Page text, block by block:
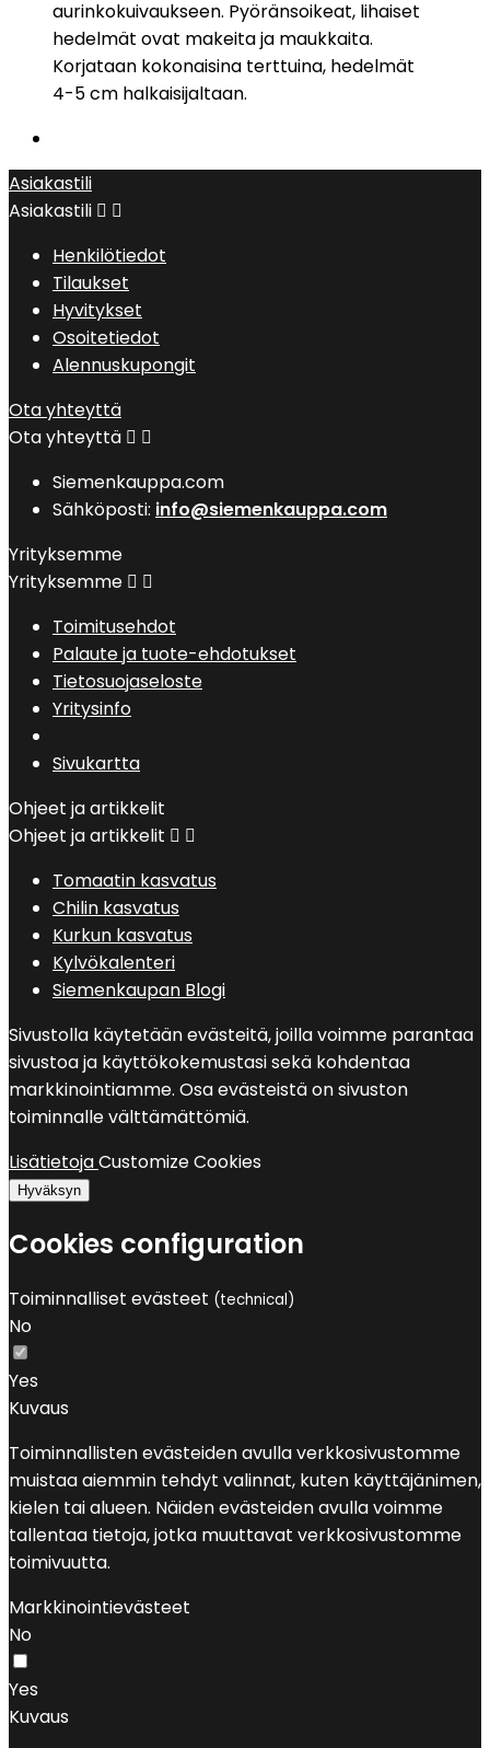
aurinkokuivaukseen. Pyöränsoikeat, lihaiset
hedelmät ovat makeita ja maukkaita.
Korjataan kokonaisina terttuina, hedelmät
4-5 cm halkaisijaltaan.
Asiakastili
Asiakastili  
Henkilötiedot
Tilaukset
Hyvitykset
Osoitetiedot
Alennuskupongit
Ota yhteyttä
Ota yhteyttä  
Siemenkauppa.com
Sähköposti: info@siemenkauppa.com
Yrityksemme
Yrityksemme  
Toimitusehdot
Palaute ja tuote-ehdotukset
Tietosuojaseloste
Yritysinfo
Sivukartta
Ohjeet ja artikkelit
Ohjeet ja artikkelit  
Tomaatin kasvatus
Chilin kasvatus
Kurkun kasvatus
Kylvökalenteri
Siemenkaupan Blogi
Sivustolla käytetään evästeitä, joilla voimme parantaa
sivustoa ja käyttökokemustasi sekä kohdentaa
markkinointiamme. Osa evästeistä on sivuston
toiminnalle välttämättömiä.
LisätietojaCustomize Cookies
Hyväksyn
Cookies configuration
Toiminnalliset evästeet (technical)
No
Yes
Kuvaus
Toiminnallisten evästeiden avulla verkkosivustomme
muistaa aiemmin tehdyt valinnat, kuten käyttäjänimen,
kielen tai alueen. Näiden evästeiden avulla voimme
tallentaa tietoja, jotka muuttavat verkkosivustomme
toimivuutta.
Markkinointievästeet
No
Yes
Kuvaus